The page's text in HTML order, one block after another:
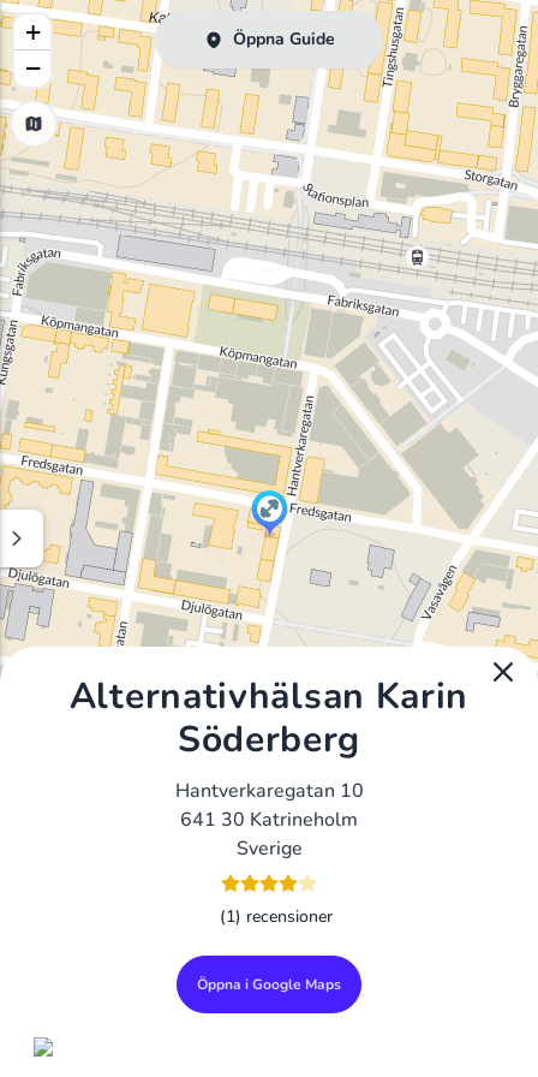
Öppna Guide
+
−
Alternativhälsan Karin
Söderberg
Hantverkaregatan 10
641 30 Katrineholm
Sverige
(1) recensioner
Öppna i Google Maps